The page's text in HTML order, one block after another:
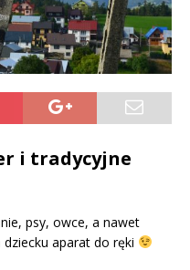
i tradycyjne
psy, owce, a nawet
aparat do ręki